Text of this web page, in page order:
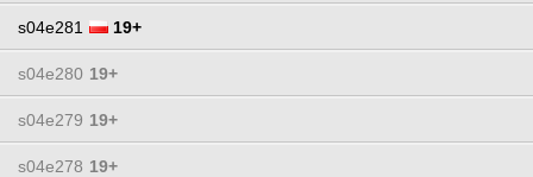
s04e281 19+
s04e280 19+
s04e279 19+
s04e278 19+